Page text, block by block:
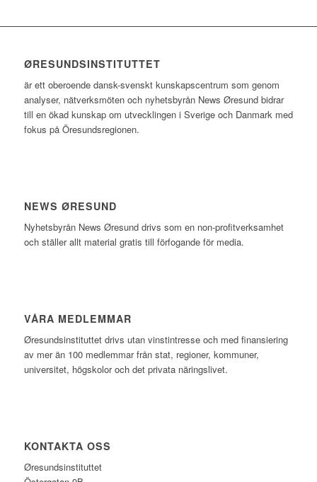
ØRESUNDSINSTITUTTET
är ett oberoende dansk-svenskt kunskapscentrum som genom
analyser, nätverksmöten och nyhetsbyrån News Øresund bidrar
till en ökad kunskap om utvecklingen i Sverige och Danmark med
fokus på Öresundsregionen.
NEWS ØRESUND
Nyhetsbyrån News Øresund drivs som en non-profitverksamhet
och ställer allt material gratis till förfogande för media.
VÅRA MEDLEMMAR
Øresundsinstituttet drivs utan vinst­intresse och med finansiering
av mer än 100 medlemmar från stat, regioner, kommuner,
universitet, högskolor och det privata näringslivet.
KONTAKTA OSS
Øresundsinstituttet